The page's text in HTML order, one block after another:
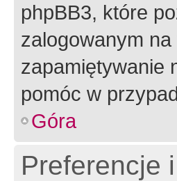
phpBB3, które
zalogowanym
zapamiętywanie
pomóc w
Góra
Preferencje